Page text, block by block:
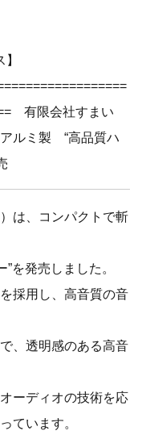
有限会社すまい
ルミ製 “高品質ハ
は、コンパクトで斬
を発売しました。
採用し、高音質の音
、透明感のある高音
ーディオの技術を応
ています。